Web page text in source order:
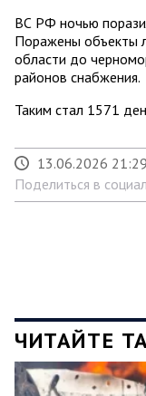
ВС РФ ночью
Поражены объекты
области до
районов снабжения.
Таким стал 1571
13.06.2026 21:29
Поделиться в
ЧИТАЙТЕ